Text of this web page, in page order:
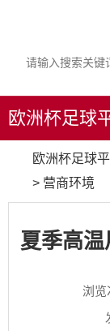
欧洲杯足球
欧洲杯足球
> 营商环境
夏季高
浏览